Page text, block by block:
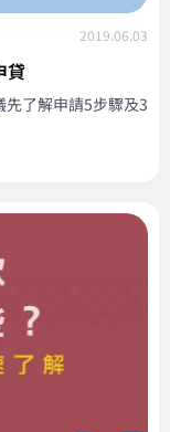
2019.06.03
貸
了解申請5步驟及3